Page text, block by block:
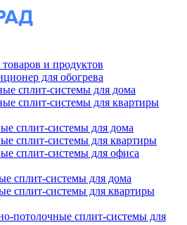
и продуктов
для обогрева
сплит-системы для дома
сплит-системы для квартиры
сплит-системы для дома
сплит-системы для квартиры
сплит-системы для офиса
сплит-системы для дома
сплит-системы для квартиры
потолочные сплит-системы для